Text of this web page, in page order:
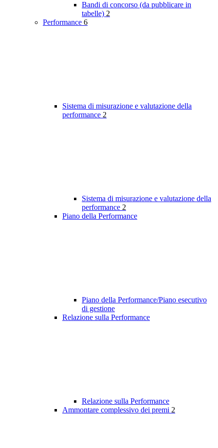
Bandi di concorso (da pubblicare in
tabelle) 2
Performance 6
Sistema di misurazione e valutazione della
performance 2
Sistema di misurazione e valutazione della
performance 2
Piano della Performance
Piano della Performance/Piano esecutivo
di gestione
Relazione sulla Performance
Relazione sulla Performance
Ammontare complessivo dei premi 2